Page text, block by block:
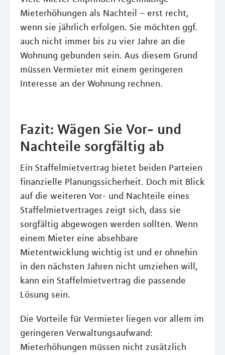
Mieterhöhungen als Nachteil – erst recht,
wenn sie jährlich erfolgen. Sie möchten ggf.
auch nicht immer bis zu vier Jahre an die
Wohnung gebunden sein. Aus diesem Grund
müssen Vermieter mit einem geringeren
Interesse an der Wohnung rechnen.
Fazit: Wägen Sie Vor- und
Nachteile sorgfältig ab
Ein Staffelmietvertrag bietet beiden Parteien
finanzielle Planungssicherheit. Doch mit Blick
auf die weiteren Vor- und Nachteile eines
Staffelmietvertrages zeigt sich, dass sie
sorgfältig abgewogen werden sollten. Wenn
einem Mieter eine absehbare
Mietentwicklung wichtig ist und er ohnehin
in den nächsten Jahren nicht umziehen will,
kann ein Staffelmietvertrag die passende
Lösung sein.
Die Vorteile für Vermieter liegen vor allem im
geringeren Verwaltungsaufwand:
Mieterhöhungen müssen nicht zusätzlich